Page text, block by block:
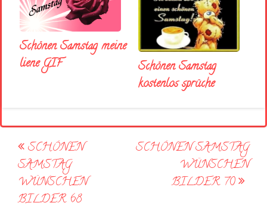
Schönen Samstag meine
liene GIF
Schönen Samstag
kostenlos sprüche
Post
navigation
SCHÖNEN
SAMSTAG
WÜNSCHEN
BILDER 68
SCHÖNEN SAMSTAG
WÜNSCHEN
BILDER 70